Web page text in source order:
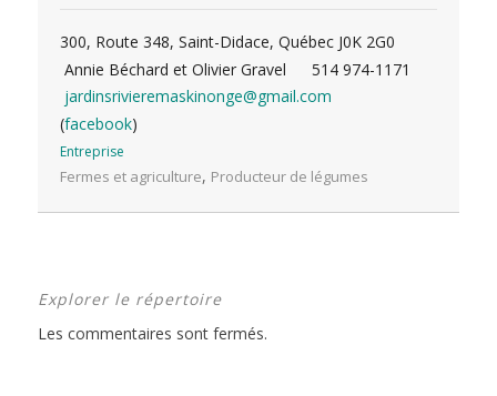
300, Route 348, Saint-Didace, Québec J0K 2G0
Annie Béchard et Olivier Gravel
514 974-1171
jardinsrivieremaskinonge@gmail.com
(facebook)
Entreprise
Fermes et agriculture, Producteur de légumes
Explorer le répertoire
Les commentaires sont fermés.